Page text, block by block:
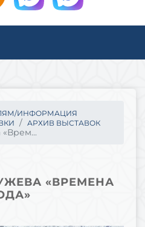
ИНФОРМАЦИЯ
АРХИВ ВЫСТАВОК
«ВРЕМЕНА